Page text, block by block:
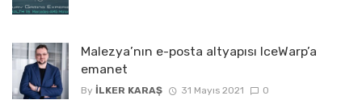
Malezya’nın e-posta altyapısı IceWarp’a
emanet
By İLKER KARAŞ 31 Mayıs 2021 0